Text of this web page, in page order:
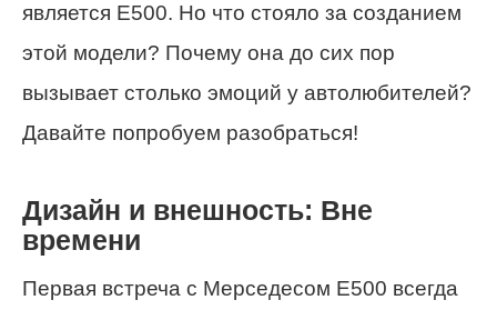
является Е500. Но что стояло за созданием
этой модели? Почему она до сих пор
вызывает столько эмоций у автолюбителей?
Давайте попробуем разобраться!
Дизайн и внешность: Вне
времени
Первая встреча с Мерседесом Е500 всегда